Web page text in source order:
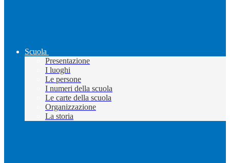
Scuola
Presentazione
I luoghi
Le persone
I numeri della scuola
Le carte della scuola
Organizzazione
La storia